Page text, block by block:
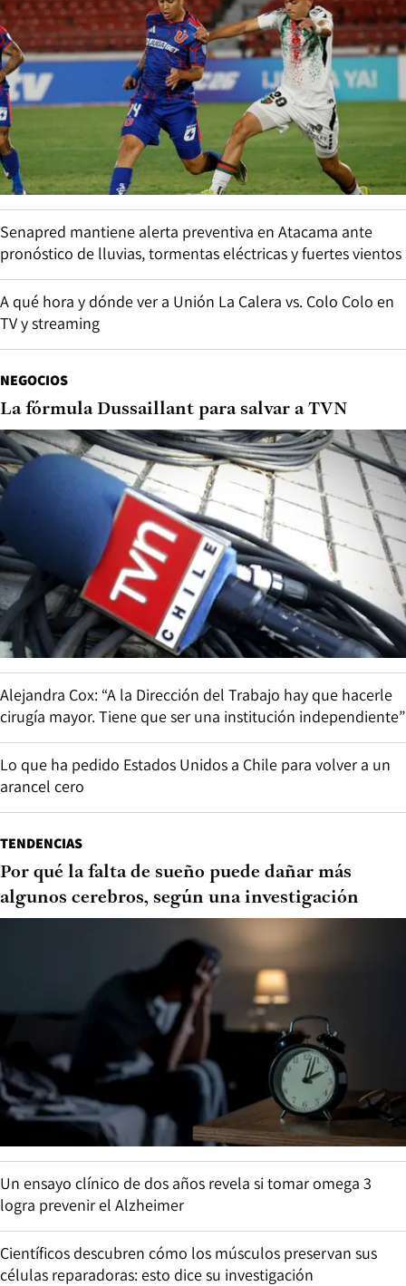
Senapred mantiene alerta preventiva en Atacama ante
pronóstico de lluvias, tormentas eléctricas y fuertes vientos
A qué hora y dónde ver a Unión La Calera vs. Colo Colo en
TV y streaming
NEGOCIOS
La fórmula Dussaillant para salvar a TVN
Alejandra Cox: “A la Dirección del Trabajo hay que hacerle
cirugía mayor. Tiene que ser una institución independiente”
Lo que ha pedido Estados Unidos a Chile para volver a un
arancel cero
TENDENCIAS
Por qué la falta de sueño puede dañar más
algunos cerebros, según una investigación
Un ensayo clínico de dos años revela si tomar omega 3
logra prevenir el Alzheimer
Científicos descubren cómo los músculos preservan sus
células reparadoras: esto dice su investigación